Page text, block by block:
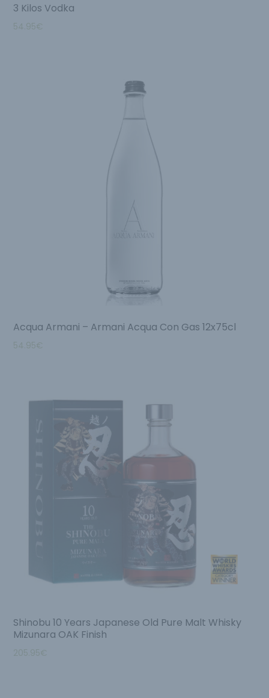
3 Kilos Vodka
54.95€
Acqua Armani – Armani Acqua Con Gas 12x75cl
54.95€
Shinobu 10 Years Japanese Old Pure Malt Whisky
Mizunara OAK Finish
205.95€